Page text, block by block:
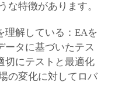
な特徴があります。
理解している：EAを
ータに基づいたテス
切にテストと最適化
の変化に対してロバ